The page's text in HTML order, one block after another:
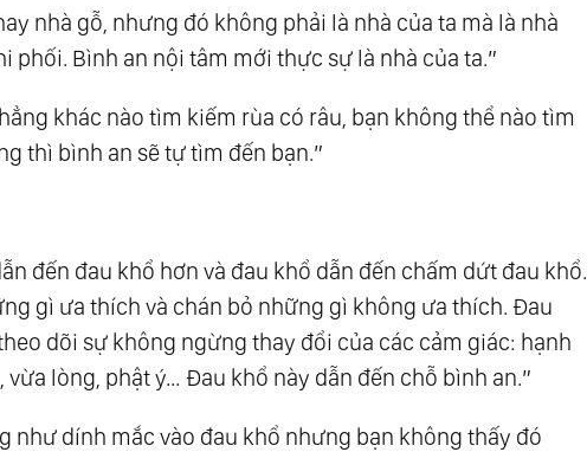
nhà gỗ, nhưng đó không phải là nhà của ta mà là nhà
phối. Bình an nội tâm mới thực sự là nhà của ta.”
khác nào tìm kiếm rùa có râu, bạn không thể nào tìm
thì bình an sẽ tự tìm đến bạn.”
đến đau khổ hơn và đau khổ dẫn đến chấm dứt đau khổ.
gì ưa thích và chán bỏ những gì không ưa thích. Đau
dõi sự không ngừng thay đổi của các cảm giác: hạnh
vừa lòng, phật ý… Đau khổ này dẫn đến chỗ bình an.”
như dính mắc vào đau khổ nhưng bạn không thấy đó